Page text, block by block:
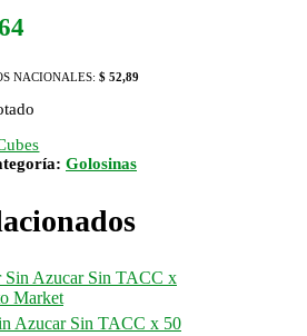
NACIONALES: $ 52,89
Golosinas
Azucar Sin TACC x 50